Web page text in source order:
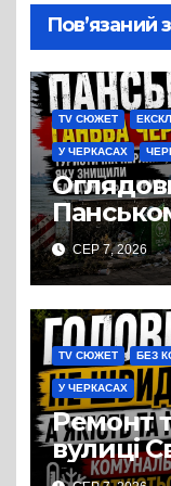
Пов’язаний
TV СЮЖЕТ
У ЧЕРКАСАХ
СЕР 7, 2026
TV СЮЖЕТ БЕЗ
У ЧЕРКАСАХ
Ремонт
вулиці